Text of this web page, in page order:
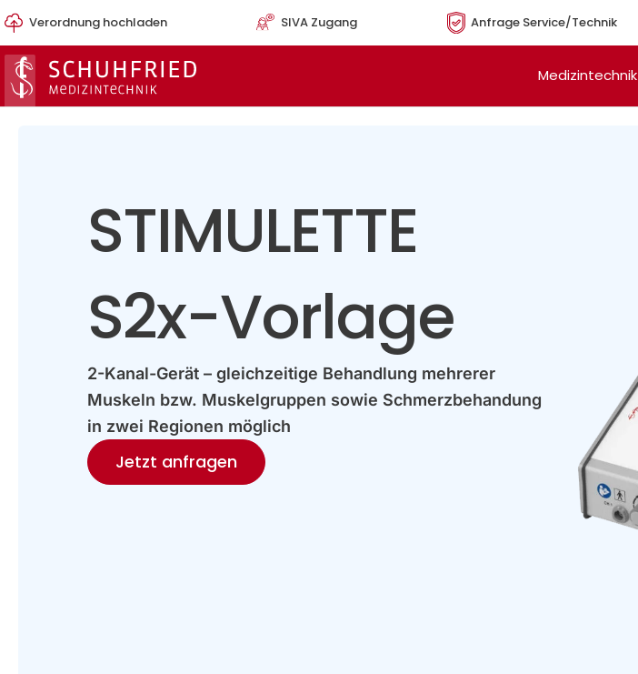
Zum
Inhalt
springen
Verordnung hochladen SIVA Zugang Anfrage Service/Technik
Medizintechnik
STIMULETTE
S2x-Vorlage
2-Kanal-Gerät – gleichzeitige Behandlung mehrerer
Muskeln bzw. Muskelgruppen sowie Schmerzbehandung
in zwei Regionen möglich
Jetzt anfragen